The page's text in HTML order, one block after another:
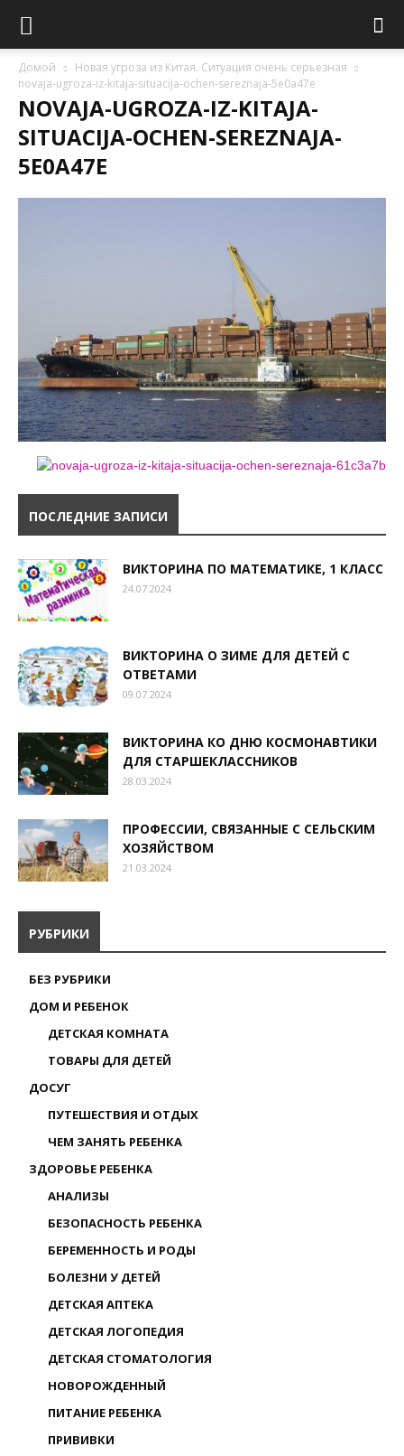
Домой
Новая угроза из Китая. Ситуация очень серьезная
novaja-ugroza-iz-kitaja-situacija-ochen-sereznaja-5e0a47e
NOVAJA-UGROZA-IZ-KITAJA-
SITUACIJA-OCHEN-SEREZNAJA-
5E0A47E
ПОСЛЕДНИЕ ЗАПИСИ
ВИКТОРИНА ПО МАТЕМАТИКЕ, 1 КЛАСС
24.07.2024
ВИКТОРИНА О ЗИМЕ ДЛЯ ДЕТЕЙ С
ОТВЕТАМИ
09.07.2024
ВИКТОРИНА КО ДНЮ КОСМОНАВТИКИ
ДЛЯ СТАРШЕКЛАССНИКОВ
28.03.2024
ПРОФЕССИИ, СВЯЗАННЫЕ С СЕЛЬСКИМ
ХОЗЯЙСТВОМ
21.03.2024
РУБРИКИ
БЕЗ РУБРИКИ
ДОМ И РЕБЕНОК
ДЕТСКАЯ КОМНАТА
ТОВАРЫ ДЛЯ ДЕТЕЙ
ДОСУГ
ПУТЕШЕСТВИЯ И ОТДЫХ
ЧЕМ ЗАНЯТЬ РЕБЕНКА
ЗДОРОВЬЕ РЕБЕНКА
АНАЛИЗЫ
БЕЗОПАСНОСТЬ РЕБЕНКА
БЕРЕМЕННОСТЬ И РОДЫ
БОЛЕЗНИ У ДЕТЕЙ
ДЕТСКАЯ АПТЕКА
ДЕТСКАЯ ЛОГОПЕДИЯ
ДЕТСКАЯ СТОМАТОЛОГИЯ
НОВОРОЖДЕННЫЙ
ПИТАНИЕ РЕБЕНКА
ПРИВИВКИ